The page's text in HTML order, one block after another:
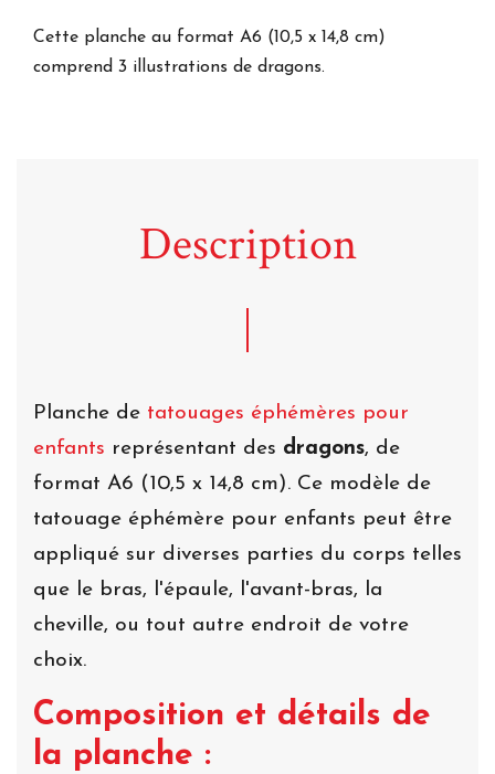
Cette planche au format A6 (10,5 x 14,8 cm)
comprend 3 illustrations de dragons.
Description
Planche de tatouages éphémères pour
enfants représentant des dragons, de
format A6 (10,5 x 14,8 cm). Ce modèle de
tatouage éphémère pour enfants peut être
appliqué sur diverses parties du corps telles
que le bras, l'épaule, l'avant-bras, la
cheville, ou tout autre endroit de votre
choix.
Composition et détails de
la planche :